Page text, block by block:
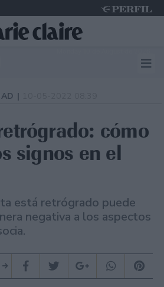
|
cómo
signos en el
está retrógrado puede
negativa a los aspectos